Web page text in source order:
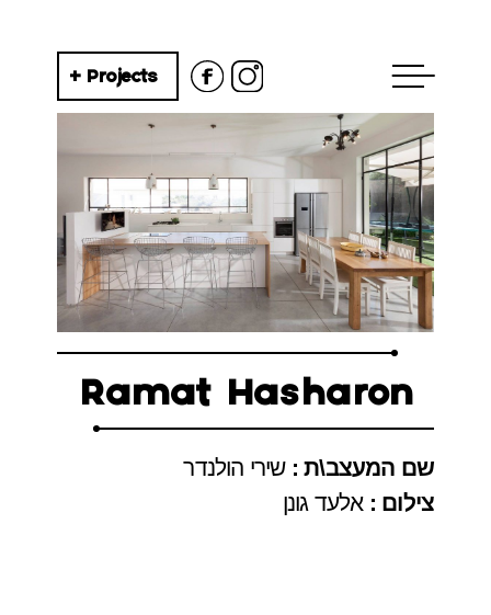
+ Projects
Ramat Hasharon
שם המעצב\ת : שירי הולנדר
צילום : אלעד גונן